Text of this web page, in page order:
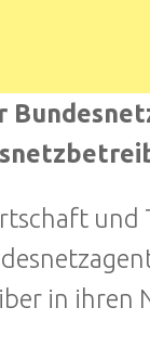
und
in ihren